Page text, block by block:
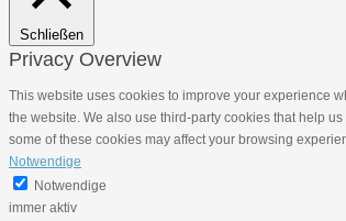
Schließen
Privacy Overview
This website uses cookies to improve your experience
the website. We also use third-party cookies that help
some of these cookies may affect your browsing
Notwendige
Notwendige
immer aktiv